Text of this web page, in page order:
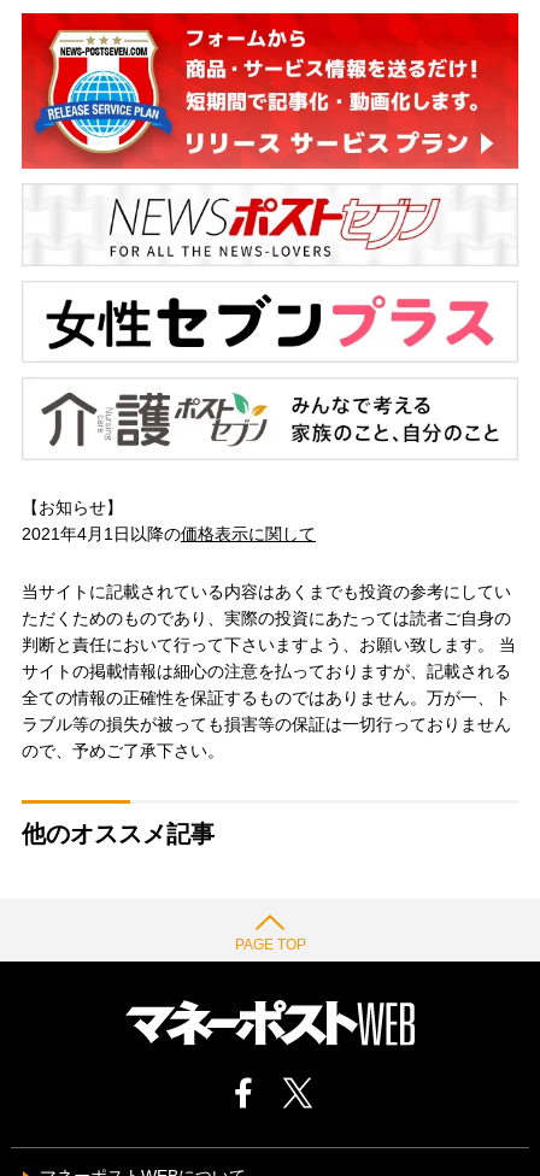
【お知らせ】
2021年4月1日以降の価格表示に関して
当サイトに記載されている内容はあくまでも投資の参考にしてい
ただくためのものであり、実際の投資にあたっては読者ご自身の
判断と責任において行って下さいますよう、お願い致します。 当
サイトの掲載情報は細心の注意を払っておりますが、記載される
全ての情報の正確性を保証するものではありません。万が一、ト
ラブル等の損失が被っても損害等の保証は一切行っておりません
ので、予めご了承下さい。
他のオススメ記事
PAGE TOP